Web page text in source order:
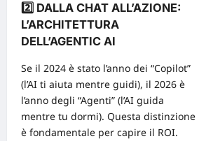
2️⃣ DALLA CHAT ALL’AZIONE:
L’ARCHITETTURA
DELL’AGENTIC AI
Se il 2024 è stato l’anno dei “Copilot”
(l’AI ti aiuta mentre guidi), il 2026 è
l’anno degli “Agenti” (l’AI guida
mentre tu dormi). Questa distinzione
è fondamentale per capire il ROI.